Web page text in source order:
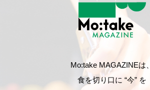
Mo:take MAGAZINEは、
食を切り口に “今” を